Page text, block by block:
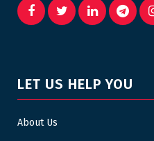
LET US HELP YOU
About Us